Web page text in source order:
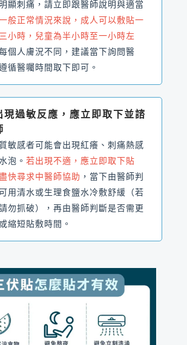
顯刺痛，請立即跟醫師說明與適當
般正常情況來說，成人可以敷貼一
小時，兒童為半小時至一小時左
個人膚況不同，建議當下詢問醫
循醫囑時間取下即可。
現過敏反應，應立即取下並諮
敏感者可能會出現紅癢、刺痛熱感
泡。若出現不適，應立即取下貼
快尋求中醫師協助 ，當下由醫師判
用清水或生理食鹽水冷敷舒緩（若
勿抓破），再由醫師判斷是否需更
縮短貼敷時間。